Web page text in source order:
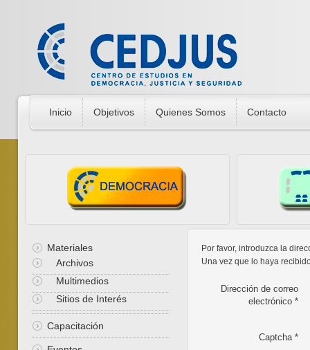
Inicio Objetivos Quienes Somos Contacto
Materiales
Archivos
Multimedios
Sitios de Interés
Capacitación
Por favor, introduzca la
Una vez que lo haya
Dirección de correo
electrónico *
Captcha*